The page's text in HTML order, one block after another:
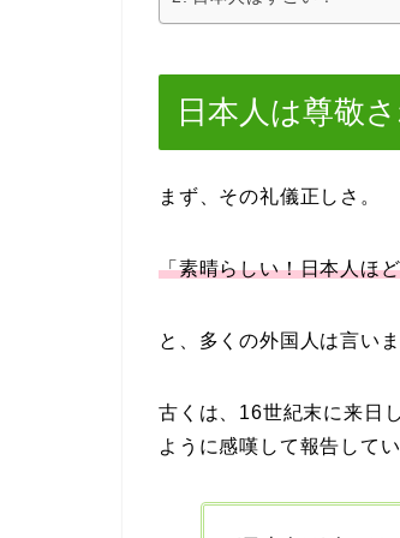
日本人は尊敬
まず、その礼儀正しさ。
「素晴らしい！日本人ほ
と、多くの外国人は言い
古くは、16世紀末に来日
ように感嘆して報告してい